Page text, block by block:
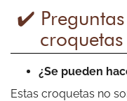
Alex Jones
Incredible !!!
✔️
¿Se pueden
Estas croquetas no